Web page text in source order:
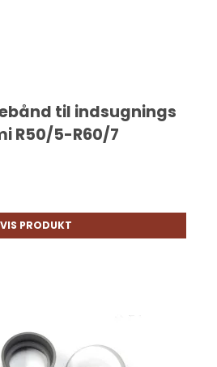
til indsugnings
R50/5-R60/7
VIS PRODUKT